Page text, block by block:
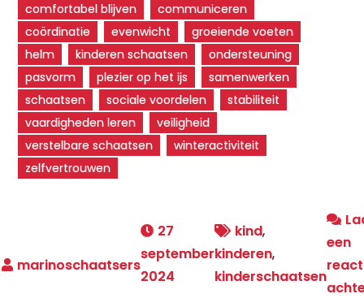
comfortabel blijven
communiceren
coördinatie
evenwicht
groeiende voeten
helm
kinderen schaatsen
ondersteuning
pasvorm
plezier op het ijs
samenwerken
schaatsen
sociale voordelen
stabiliteit
vaardigheden leren
veiligheid
verstelbare schaatsen
winteractiviteit
zelfvertrouwen
27
september
2024
kind,
kinderen,
kinderschaatsen
een